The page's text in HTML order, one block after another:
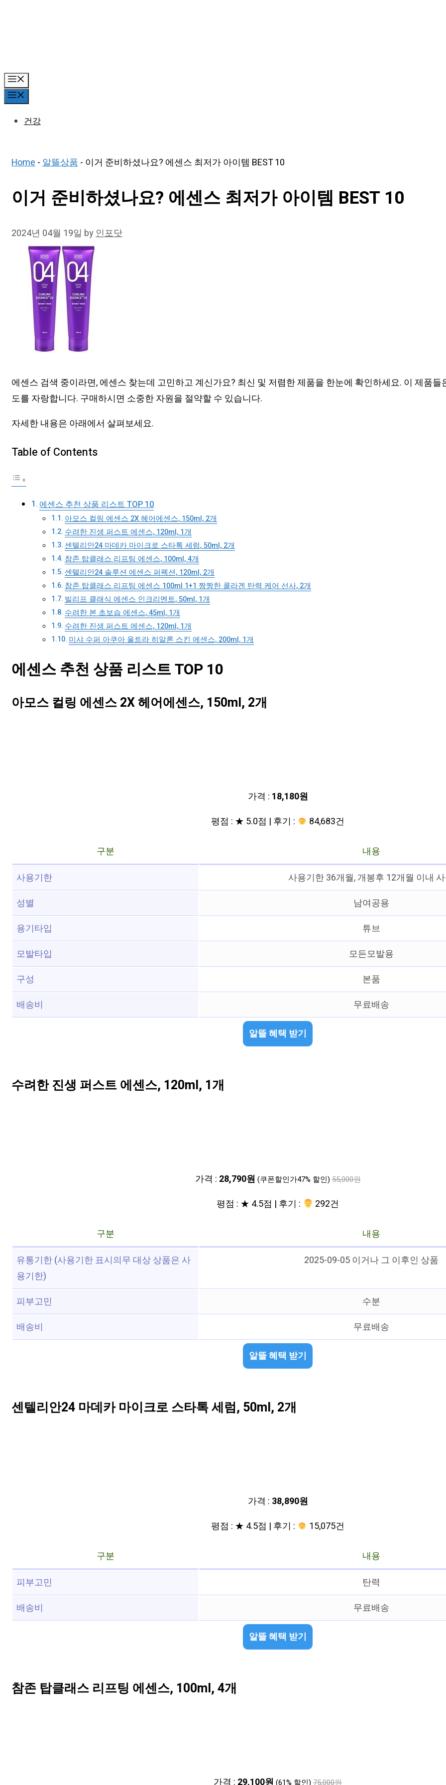
건강
Home-알뜰상품- 이거 준비하셨나요? 에센스 최저가 아이템 BEST 10
이거 준비하셨나요? 에센스 최저가 아이템 BEST 10
2024년 04월 19일 by인포닷
에센스 검색 중이라면, 에센스 찾는데 고민하고 계신가요? 최신 및 저렴한 제품을 한눈에 확인하세요. 이 제품
도를 자랑합니다. 구매하시면 소중한 자원을 절약할 수 있습니다.
자세한 내용은 아래에서 살펴보세요.
Table of Contents
에센스 추천 상품 리스트 TOP 10
아모스 컬링 에센스 2X 헤어에센스, 150ml, 2개
수려한 진생 퍼스트 에센스, 120ml, 1개
센텔리안24 마데카 마이크로 스타톡 세럼, 50ml, 2개
참존 탑클래스 리프팅 에센스, 100ml, 4개
센텔리안24 솔루션 에센스 퍼펙션, 120ml, 2개
참존 탑클래스 리프팅 에센스 100ml 1+1 짱짱한 콜라겐 탄력 케어 선사, 2개
빌리프 클래식 에센스 인크리멘트, 50ml, 1개
수려한 본 초보습 에센스, 45ml, 1개
수려한 진생 퍼스트 에센스, 120ml, 1개
미샤 수퍼 아쿠아 울트라 히알론 스킨 에센스, 200ml, 1개
에센스 추천 상품 리스트 TOP 10
아모스 컬링 에센스 2X 헤어에센스, 150ml, 2개
가격 : 18,180원
평점 : ★ 5.0점 | 후기 :
84,683건
구분
내용
사용기한
사용기한 36개월, 개봉후 12개월 이내
성별
남여공용
용기타입
튜브
모발타입
모든모발용
구성
본품
배송비
무료배송
알뜰 혜택 받기
수려한 진생 퍼스트 에센스, 120ml, 1개
가격 : 28,790원 (쿠폰할인가47% 할인) 55,000원
평점 : ★ 4.5점 | 후기 : ‍‍ 292건
구분
내용
유통기한 (사용기한 표시의무 대상 상품은 사
용기한)
2025-09-05 이거나 그 이후인 상품
피부고민
수분
배송비
무료배송
알뜰 혜택 받기
센텔리안24 마데카 마이크로 스타톡 세럼, 50ml, 2개
가격 : 38,890원
평점 : ★ 4.5점 | 후기 :
15,075건
구분
내용
피부고민
탄력
배송비
무료배송
알뜰 혜택 받기
참존 탑클래스 리프팅 에센스, 100ml, 4개
(61% 할인) 75,000원